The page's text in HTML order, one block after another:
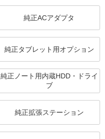
純正ACアダプタ
純正タブレット用オプション
純正ノート用内蔵HDD・ドライ
ブ
純正拡張ステーション